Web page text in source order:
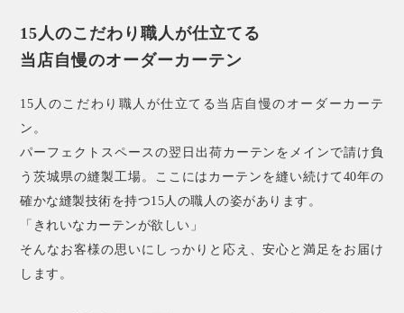
15人のこだわり職人が仕立てる
当店自慢のオーダーカーテン
15人のこだわり職人が仕立てる当店自慢のオーダーカーテ
ン。
パーフェクトスペースの翌日出荷カーテンをメインで請け負
う茨城県の縫製工場。ここにはカーテンを縫い続けて40年の
確かな縫製技術を持つ15人の職人の姿があります。
「きれいなカーテンが欲しい」
そんなお客様の思いにしっかりと応え、安心と満足をお届け
します。